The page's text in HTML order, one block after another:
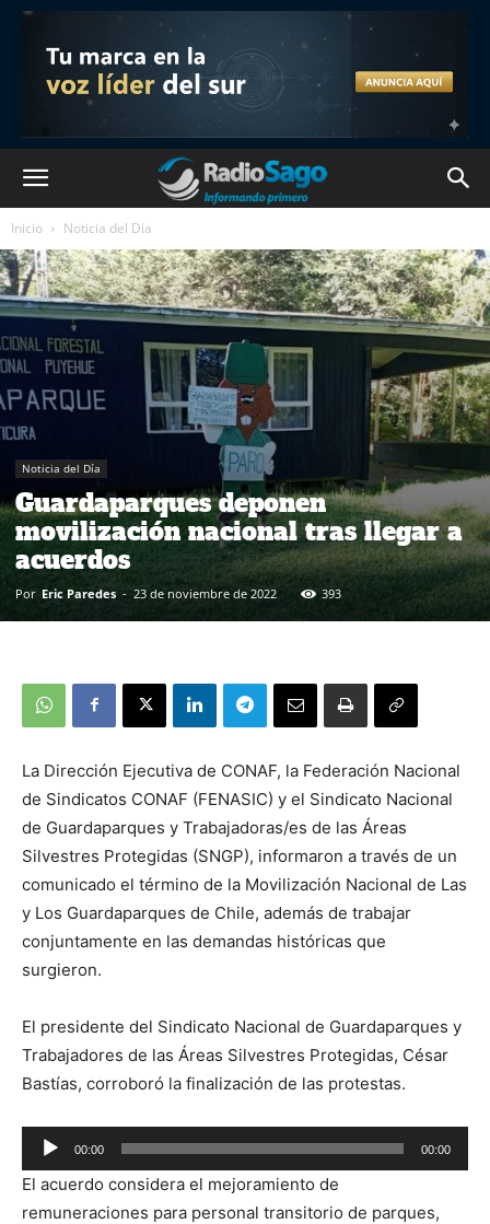
Inicio Noticia del Día
Noticia del Día
Guardaparques deponen
movilización nacional tras llegar a
acuerdos
Por Eric Paredes - 23 de noviembre de 2022 393
La Dirección Ejecutiva de CONAF, la Federación Nacional
de Sindicatos CONAF (FENASIC) y el Sindicato Nacional
de Guardaparques y Trabajadoras/es de las Áreas
Silvestres Protegidas (SNGP), informaron a través de un
comunicado el término de la Movilización Nacional de Las
y Los Guardaparques de Chile, además de trabajar
conjuntamente en las demandas históricas que
surgieron.
El presidente del Sindicato Nacional de Guardaparques y
Trabajadores de las Áreas Silvestres Protegidas, César
Bastías, corroboró la finalización de las protestas.
Reproductor
de
audio
00:00 00:00
El acuerdo considera el mejoramiento de
remuneraciones para personal transitorio de parques,